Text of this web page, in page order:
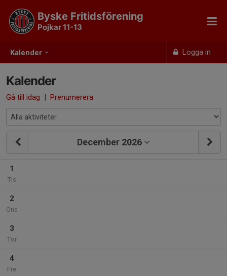
Kalender Logga in
Byske Fritidsförening
Pojkar 11-13
Kalender
Gå till idag | Prenumerera
December 2026
1
Tis
2
Ons
3
Tor
4
Fre